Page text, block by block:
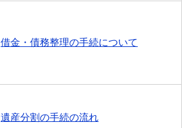
借金・債務整理の手続について
遺産分割の手続の流れ